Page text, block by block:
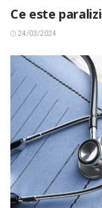
Ce este
24/03/2024